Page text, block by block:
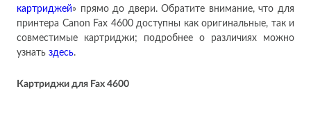
картриджей» прямо до двери. Обратите внимание, что для
принтера Canon Fax 4600 доступны как оригинальные, так и
совместимые картриджи; подробнее о различиях можно
узнать здесь.
Картриджи для Fax 4600